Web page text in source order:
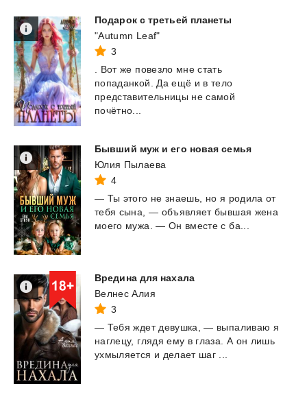
Подарок с третьей планеты
"Autumn Leaf"
3
. Вот же повезло мне стать
попаданкой. Да ещё и в тело
представительницы не самой
почётно...
Бывший муж и его новая семья
Юлия Пылаева
4
— Ты этого не знаешь, но я родила от
тебя сына, — объявляет бывшая жена
моего мужа. — Он вместе с ба...
Вредина для нахала
Велнес Алия
3
— Тебя ждет девушка, — выпаливаю я
наглецу, глядя ему в глаза. А он лишь
ухмыляется и делает шаг